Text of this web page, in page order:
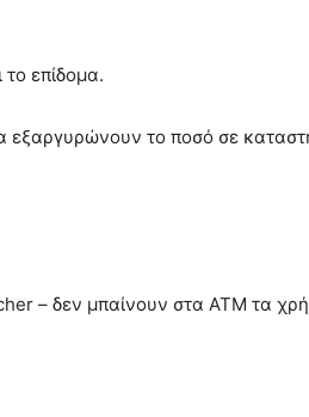
επίδομα.
εξαργυρώνουν το ποσό σε
– δεν μπαίνουν στα ΑΤΜ τα